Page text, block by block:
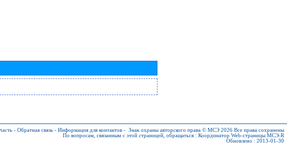
- Обратная связь - Информация для контактов - Знак охраны авторского права © МСЭ 2026 Все права сохранены
По вопросам, связанным с этой страницей, обращаться : Координатор Web-страницы МСЭ-R
Обновлено : 2013-01-30